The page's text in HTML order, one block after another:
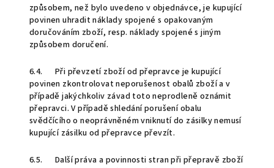
způsobem, než bylo uvedeno v objednávce, je kupující
povinen uhradit náklady spojené s opakovaným
doručováním zboží, resp. náklady spojené s jiným
způsobem doručení.
6.4. Při převzetí zboží od přepravce je kupující
povinen zkontrolovat neporušenost obalů zboží a v
případě jakýchkoliv závad toto neprodleně oznámit
přepravci. V případě shledání porušení obalu
svědčícího o neoprávněném vniknutí do zásilky nemusí
kupující zásilku od přepravce převzít.
6.5. Další práva a povinnosti stran při přepravě zboží